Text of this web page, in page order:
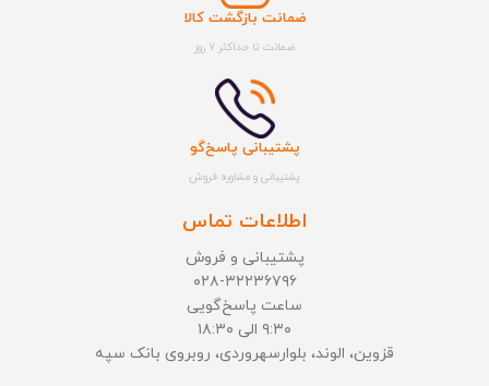
ضمانت بازگشت کالا
ضمانت تا حداکثر ۷ روز
پشتیبانی پاسخ‌گو
پشتیبانی و مشاوره فروش
اطلاعات تماس
پشتیبانی و فروش
۰۲۸-۳۲۲۳۶۷۹۶
ساعت پاسخ‌گویی
۹:۳۰ الی ۱۸:۳۰
قزوین، الوند، بلوارسهروردی، روبروی بانک سپه